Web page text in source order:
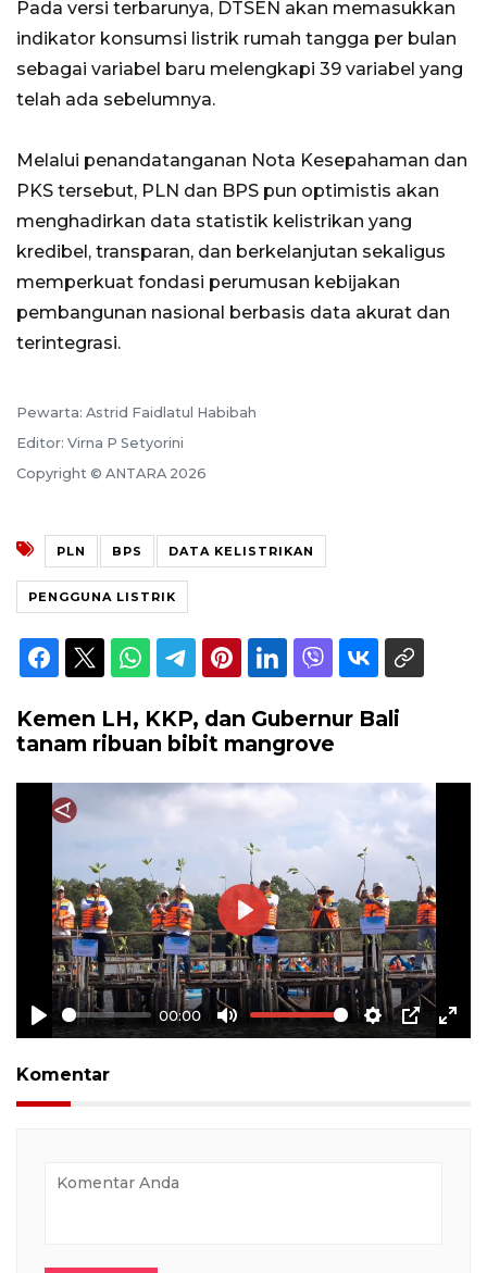
Pada versi terbarunya, DTSEN akan memasukkan
indikator konsumsi listrik rumah tangga per bulan
sebagai variabel baru melengkapi 39 variabel yang
telah ada sebelumnya.
Melalui penandatanganan Nota Kesepahaman dan
PKS tersebut, PLN dan BPS pun optimistis akan
menghadirkan data statistik kelistrikan yang
kredibel, transparan, dan berkelanjutan sekaligus
memperkuat fondasi perumusan kebijakan
pembangunan nasional berbasis data akurat dan
terintegrasi.
Pewarta: Astrid Faidlatul Habibah
Editor: Virna P Setyorini
Copyright © ANTARA 2026
PLN BPS DATA KELISTRIKAN
PENGGUNA LISTRIK
Kemen LH, KKP, dan Gubernur Bali
tanam ribuan bibit mangrove
Play
00:00
Mute Settings
PIP
Play
Komentar